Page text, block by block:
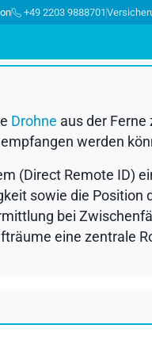
+49 2203 9888701
Drohne aus der Ferne
werden
(Direct Remote ID)
sowie die Position
bei
eine zentrale